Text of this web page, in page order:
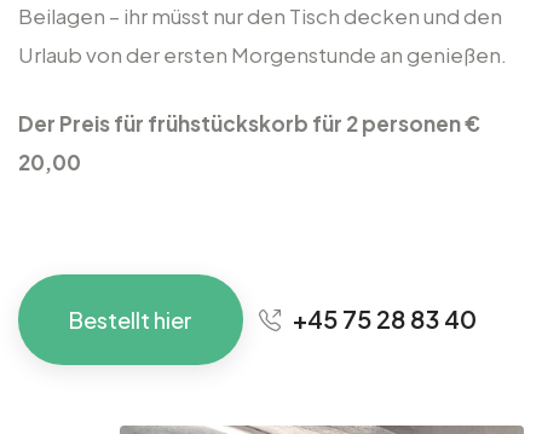
Beilagen – ihr müsst nur den Tisch decken und den
Urlaub von der ersten Morgenstunde an genießen.
Der Preis für frühstückskorb für 2 personen€
20,00
Bestellt hier +45 75 28 83 40